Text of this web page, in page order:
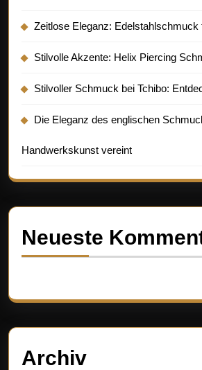
Zeitlose Eleganz: Edelstahlschmuck
Stilvolle Akzente: Helix Piercing
Stilvoller Schmuck bei Tchibo:
Die Eleganz des englischen
Handwerkskunst vereint
Neueste
Archiv